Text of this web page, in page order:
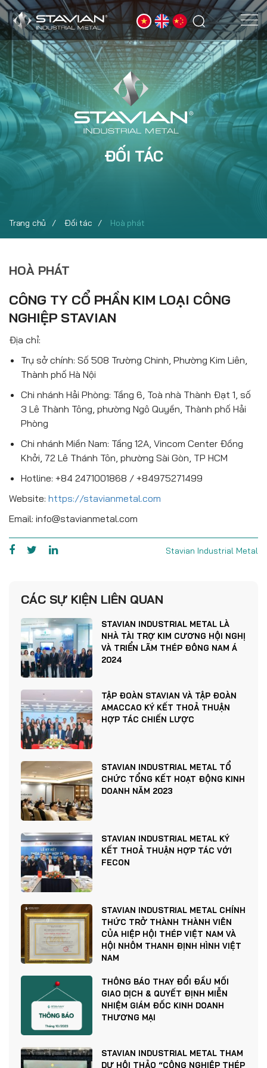
Trang chủ Đối tác Hoà phát
ĐỐI TÁC
HOÀ PHÁT
CÔNG TY CỔ PHẦN KIM LOẠI CÔNG
NGHIỆP STAVIAN
Địa chỉ:
Trụ sở chính: Số 508 Trường Chinh, Phường Kim Liên,
Thành phố Hà Nội
Chi nhánh Hải Phòng: Tầng 6, Toà nhà Thành Đạt 1, số
3 Lê Thành Tông, phường Ngô Quyền, Thành phố Hải
Phòng
Chi nhánh Miền Nam: Tầng 12A, Vincom Center Đồng
Khởi, 72 Lê Thánh Tôn, phường Sài Gòn, TP HCM
Hotline: +84 2471001868 / +84975271499
Website: https://stavianmetal.com
Email: info@stavianmetal.com
Stavian Industrial Metal
CÁC SỰ KIỆN LIÊN QUAN
STAVIAN INDUSTRIAL METAL LÀ
NHÀ TÀI TRỢ KIM CƯƠNG HỘI NGHỊ
VÀ TRIỂN LÃM THÉP ĐÔNG NAM Á
2024
TẬP ĐOÀN STAVIAN VÀ TẬP ĐOÀN
AMACCAO KÝ KẾT THOẢ THUẬN
HỢP TÁC CHIẾN LƯỢC
STAVIAN INDUSTRIAL METAL TỔ
CHỨC TỔNG KẾT HOẠT ĐỘNG KINH
DOANH NĂM 2023
STAVIAN INDUSTRIAL METAL KÝ
KẾT THOẢ THUẬN HỢP TÁC VỚI
FECON
STAVIAN INDUSTRIAL METAL CHÍNH
THỨC TRỞ THÀNH THÀNH VIÊN
CỦA HIỆP HỘI THÉP VIỆT NAM VÀ
HỘI NHÔM THANH ĐỊNH HÌNH VIỆT
NAM
THÔNG BÁO THAY ĐỔI ĐẦU MỐI
GIAO DỊCH & QUYẾT ĐỊNH MIỄN
NHIỆM GIÁM ĐỐC KINH DOANH
THƯƠNG MẠI
STAVIAN INDUSTRIAL METAL THAM
DỰ HỘI THẢO “CÔNG NGHIỆP THÉP